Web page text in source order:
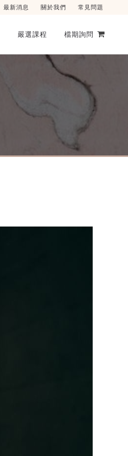
最新消息 關於我們 常見問題
嚴選課程 檔期詢問